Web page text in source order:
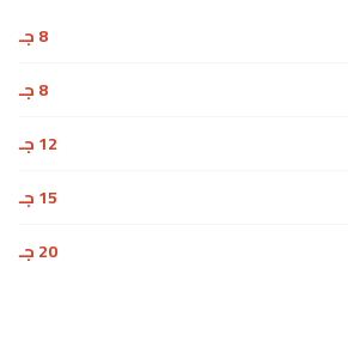
8 جـ
8 جـ
12 جـ
15 جـ
20 جـ